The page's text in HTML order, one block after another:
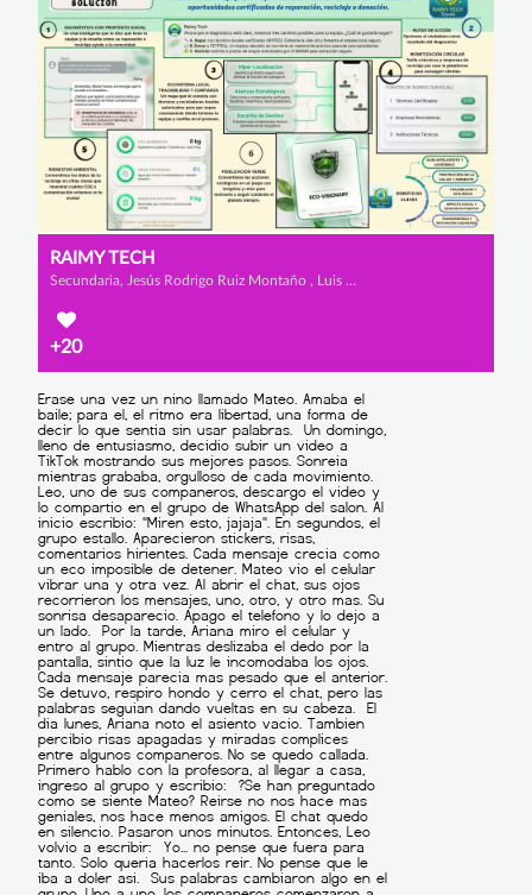
RAIMY TECH
Secundaria, Jesús Rodrigo Ruiz Montaño , Luis Abraham Huaraquispe Tamay y Gabriela Vásquez Mendoza
+20